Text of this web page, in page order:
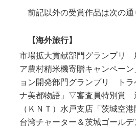
前記以外の受賞作品は次の通
【海外旅行】
市場拡大貢献部門グランプリ
ア農村精米機寄贈キャンペー
ョン開発部門グランプリ トラ
ナ美都物語」▽審査員特別賞
（ＫＮＴ）水戸支店「茨城空
台湾チャーター＆茨城ゴール